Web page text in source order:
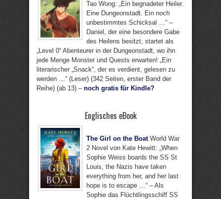
Tao Wong: „Ein begnadeter Heiler.
Eine Dungeonstadt. Ein noch
unbestimmtes Schicksal …“ –
Daniel, der eine besondere Gabe
des Heilens besitzt, startet als
„Level 0“ Abenteurer in der Dungeonstadt, wo ihn
jede Menge Monster und Quests erwarten! „Ein
literarischer „Snack“, der es verdient, gelesen zu
werden …“ (Leser) (342 Seiten, erster Band der
Reihe) (ab 13) – noch gratis für Kindle?
Englisches eBook
The Girl on the BoatWorld War
2 Novel von Kate Hewitt: „When
Sophie Weiss boards the SS St
Louis, the Nazis have taken
everything from her, and her last
hope is to escape …“ – Als
Sophie das Flüchtlingsschiff SS